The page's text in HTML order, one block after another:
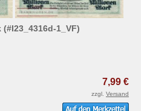
1_VF)
7,99 €
zzgl. Versand